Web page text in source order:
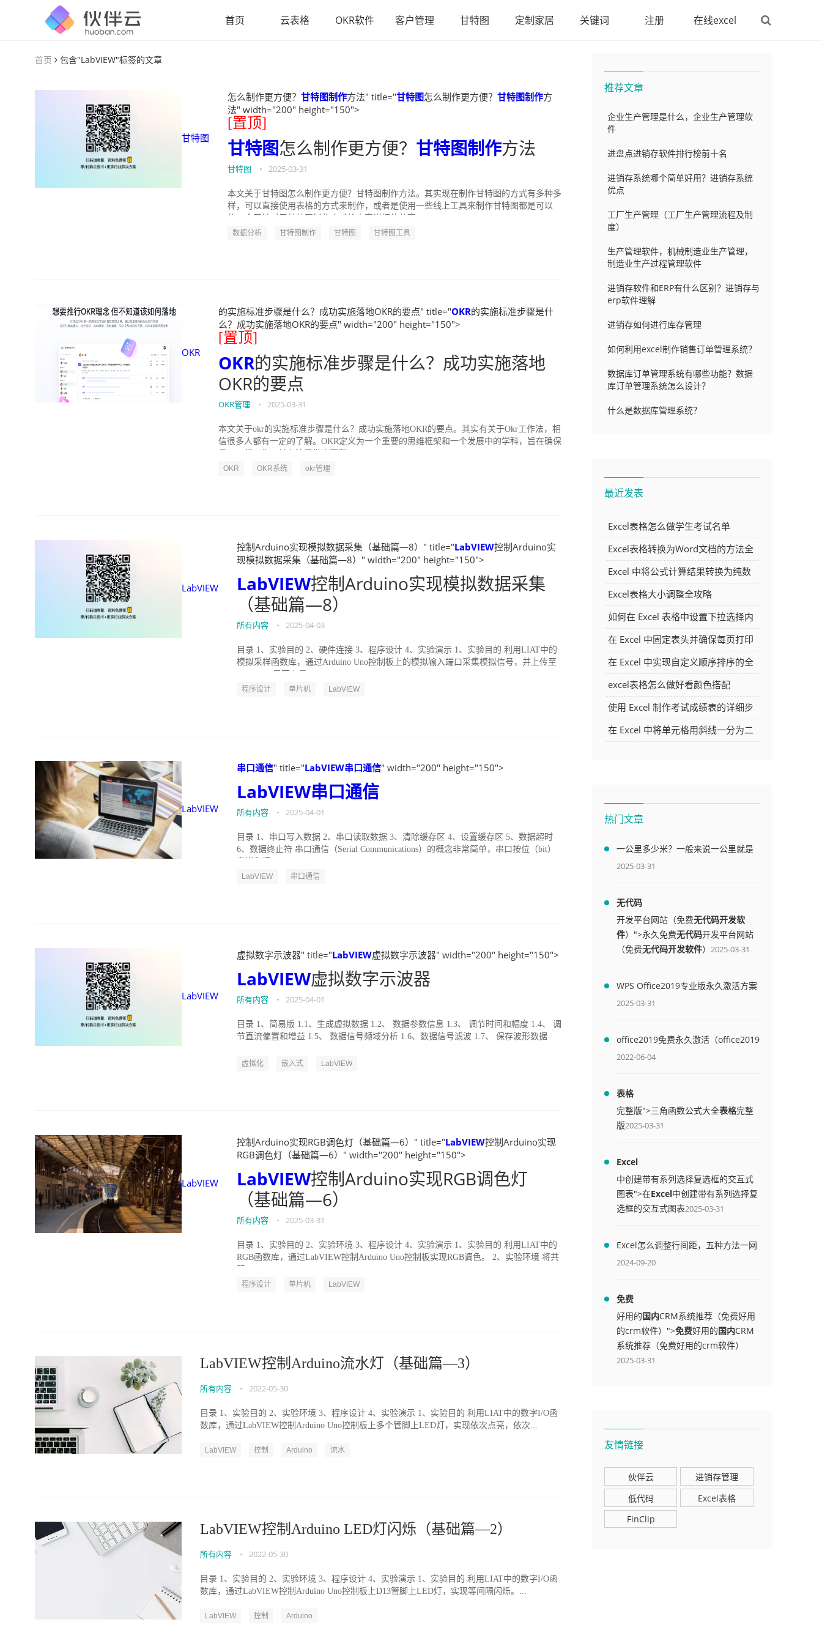
首页 云表格 OKR软件 客户管理 甘特图 定制家居 关键词 注册 在线excel
首页 包含"LabVIEW"标签的文章
甘特图
怎么制作更方便？ 甘特图制作方法" title="甘特图怎么制作更方便？ 甘特图制作方
法" width="200" height="150">
[置顶]
甘特图怎么制作更方便？ 甘特图制作方法
甘特图 • 2025-03-31
本文关于甘特图怎么制作更方便？甘特图制作方法。其实现在制作甘特图的方式有多种多
样，可以直接使用表格的方式来制作，或者是使用一些线上工具来制作甘特图都是可以
数据分析 甘特图制作 甘特图 甘特图工具
OKR
的实施标准步骤是什么？成功实施落地OKR的要点" title="OKR的实施标准步骤是什
么？成功实施落地OKR的要点" width="200" height="150">
[置顶]
OKR的实施标准步骤是什么？成功实施落地
OKR的要点
OKR管理 • 2025-03-31
本文关于okr的实施标准步骤是什么？成功实施落地OKR的要点。其实有关于Okr工作法，相
信很多人都有一定的了解。OKR定义为一个重要的思维框架和一个发展中的学科，旨在确保
OKR OKR系统 okr管理
LabVIEW
控制Arduino实现模拟数据采集（基础篇—8）" title="LabVIEW控制Arduino实
现模拟数据采集（基础篇—8）" width="200" height="150">
LabVIEW控制Arduino实现模拟数据采集
（基础篇—8）
所有内容 • 2025-04-03
目录 1、实验目的 2、硬件连接 3、程序设计 4、实验演示 1、实验目的 利用LIAT中的
模拟采样函数库，通过Arduino Uno控制板上的模拟输入端口采集模拟信号，并上传至
程序设计 单片机 LabVIEW
LabVIEW
串口通信" title="LabVIEW串口通信" width="200" height="150">
LabVIEW串口通信
所有内容 • 2025-04-01
目录 1、串口写入数据 2、串口读取数据 3、清除缓存区 4、设置缓存区 5、数据超时
6、数据终止符 串口通信（Serial Communications）的概念非常简单，串口按位（bit）
LabVIEW 串口通信
LabVIEW
虚拟数字示波器" title="LabVIEW虚拟数字示波器" width="200" height="150">
LabVIEW虚拟数字示波器
所有内容 • 2025-04-01
目录 1、简易版 1.1、生成虚拟数据 1.2、 数据参数信息 1.3、 调节时间和幅度 1.4、 调
节直流偏置和增益 1.5、 数据信号频域分析 1.6、数据信号滤波 1.7、 保存波形数据
虚拟化 嵌入式 LabVIEW
LabVIEW
控制Arduino实现RGB调色灯（基础篇—6）" title="LabVIEW控制Arduino实现
RGB调色灯（基础篇—6）" width="200" height="150">
LabVIEW控制Arduino实现RGB调色灯
（基础篇—6）
所有内容 • 2025-03-31
目录 1、实验目的 2、实验环境 3、程序设计 4、实验演示 1、实验目的 利用LIAT中的
RGB函数库，通过LabVIEW控制Arduino Uno控制板实现RGB调色。 2、实验环境 将共
程序设计 单片机 LabVIEW
LabVIEW控制Arduino流水灯（基础篇—3）
所有内容 • 2022-05-30
目录 1、实验目的 2、实验环境 3、程序设计 4、实验演示 1、实验目的 利用LIAT中的数字I/O函
数库，通过LabVIEW控制Arduino Uno控制板上多个管脚上LED灯，实现依次点亮，依次...
LabVIEW 控制 Arduino 流水
LabVIEW控制Arduino LED灯闪烁（基础篇—2）
所有内容 • 2022-05-30
目录 1、实验目的 2、实验环境 3、程序设计 4、实验演示 1、实验目的 利用LIAT中的数字I/O函
数库，通过LabVIEW控制Arduino Uno控制板上D13管脚上LED灯，实现等间隔闪烁。...
LabVIEW 控制 Arduino
推荐文章
企业生产管理是什么，企业生产管理软
件
进盘点进销存软件排行榜前十名
进销存系统哪个简单好用？进销存系统
优点
工厂生产管理（工厂生产管理流程及制
度）
生产管理软件，机械制造业生产管理，
制造业生产过程管理软件
进销存软件和ERP有什么区别？进销存与
erp软件理解
进销存如何进行库存管理
如何利用excel制作销售订单管理系统？
数据库订单管理系统有哪些功能？数据
库订单管理系统怎么设计？
什么是数据库管理系统？
最近发表
Excel表格怎么做学生考试名单
Excel表格转换为Word文档的方法全
解析
Excel 中将公式计算结果转换为纯数
字的多种方法
Excel表格大小调整全攻略
如何在 Excel 表格中设置下拉选择内
容
在 Excel 中固定表头并确保每页打印
时都显示表头的方法详解
在 Excel 中实现自定义顺序排序的全
面指南
excel表格怎么做好看颜色搭配
使用 Excel 制作考试成绩表的详细步
骤及技巧
在 Excel 中将单元格用斜线一分为二
热门文章
一公里多少米？一般来说一公里就是
1000米
2025-03-31
无代码
开发平台网站（免费无代码开发软
件）">永久免费无代码开发平台网站
（免费无代码开发软件） 2025-03-31
WPS Office2019专业版永久激活方案
(附终身授权序列号)
2025-03-31
office2019免费永久激活（office2019
免费永久激活码）
2022-06-04
表格
完整版">三角函数公式大全表格完整
版2025-03-31
Excel
中创建带有系列选择复选框的交互式
图表">在Excel中创建带有系列选择复
选框的交互式图表2025-03-31
Excel怎么调整行间距，五种方法一网
打尽
2024-09-20
免费
好用的国内CRM系统推荐（免费好用
的crm软件）">免费好用的国内CRM
系统推荐（免费好用的crm软件）
2025-03-31
友情链接
伙伴云
进销存管理
低代码
Excel表格
FinClip